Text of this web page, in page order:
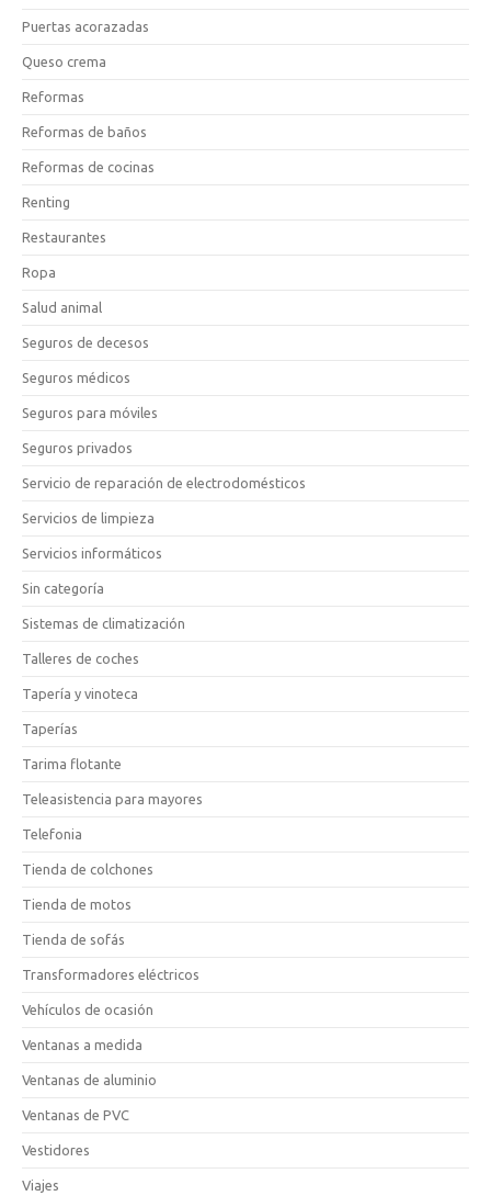
Puertas acorazadas
Queso crema
Reformas
Reformas de baños
Reformas de cocinas
Renting
Restaurantes
Ropa
Salud animal
Seguros de decesos
Seguros médicos
Seguros para móviles
Seguros privados
Servicio de reparación de electrodomésticos
Servicios de limpieza
Servicios informáticos
Sin categoría
Sistemas de climatización
Talleres de coches
Tapería y vinoteca
Taperías
Tarima flotante
Teleasistencia para mayores
Telefonia
Tienda de colchones
Tienda de motos
Tienda de sofás
Transformadores eléctricos
Vehículos de ocasión
Ventanas a medida
Ventanas de aluminio
Ventanas de PVC
Vestidores
Viajes